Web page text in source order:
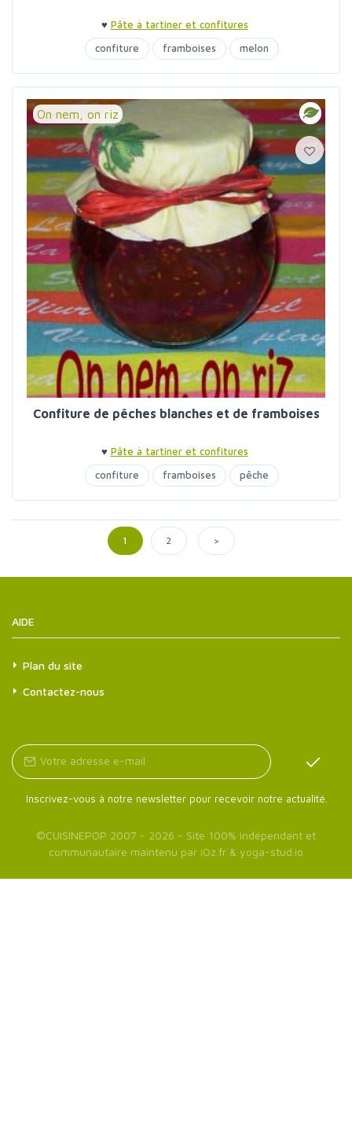
♥ Pâte à tartiner et confitures
confiture
framboises melon
On nem, on riz
Confiture de pêches blanches et de framboises
♥ Pâte à tartiner et confitures
confiture
framboises pêche
1 2 >
AIDE
Plan du site
Contactez-nous
Inscrivez-vous à notre newsletter pour recevoir notre actualité.
©CUISINEPOP 2007 - 2026 - Site 100% indépendant et
communautaire maintenu par iOz.fr & yoga-stud.io